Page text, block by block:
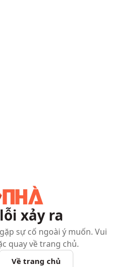
xảy ra
sự cố ngoài ý muốn. Vui
quay về trang chủ.
Về trang chủ